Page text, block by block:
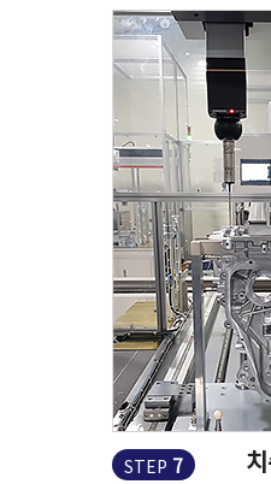
STEP 7